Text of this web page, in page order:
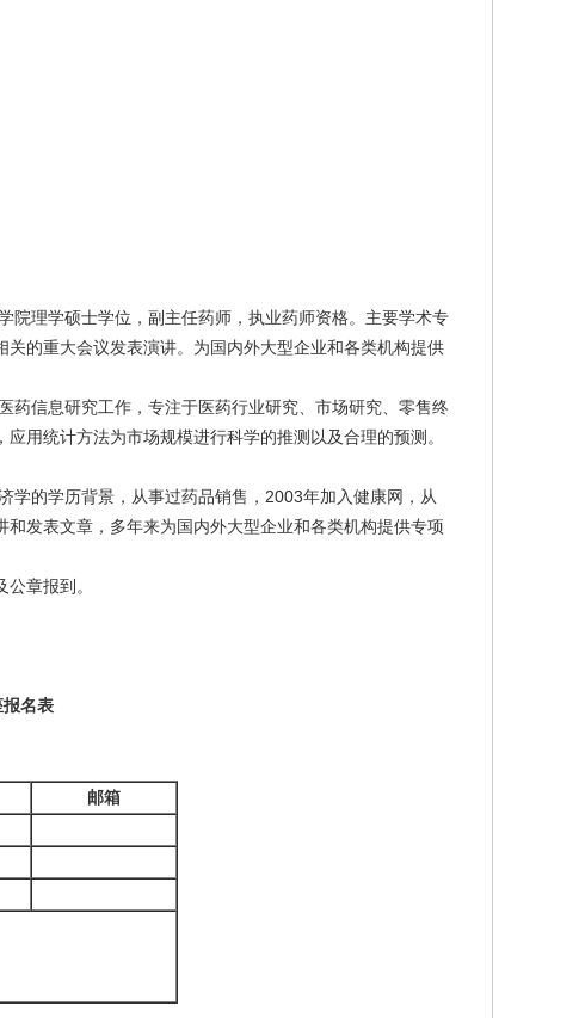
院理学硕士学位，副主任药师，执业药师资格。主要学术专
的重大会议发表演讲。为国内外大型企业和各类机构提供
药信息研究工作，专注于医药行业研究、市场研究、零售终
用统计方法为市场规模进行科学的推测以及合理的预测。
学的学历背景，从事过药品销售，2003年加入健康网，从
发表文章，多年来为国内外大型企业和各类机构提供专项
章报到。
名表
邮箱